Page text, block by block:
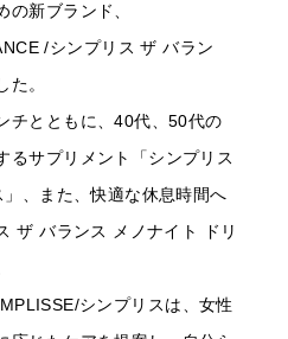
の新ブランド、
/シンプリス ザ バラン
た。
チとともに、40代、50代の
るサプリメント「シンプリス
、また、快適な休息時間へ
ザ バランス メノナイト ドリ
シンプリスは、女性